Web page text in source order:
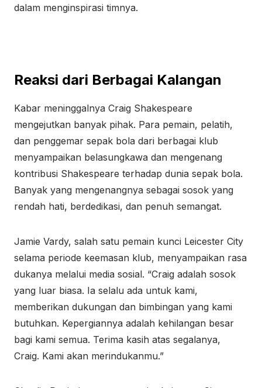
dalam menginspirasi timnya.
Reaksi dari Berbagai Kalangan
Kabar meninggalnya Craig Shakespeare
mengejutkan banyak pihak. Para pemain, pelatih,
dan penggemar sepak bola dari berbagai klub
menyampaikan belasungkawa dan mengenang
kontribusi Shakespeare terhadap dunia sepak bola.
Banyak yang mengenangnya sebagai sosok yang
rendah hati, berdedikasi, dan penuh semangat.
Jamie Vardy, salah satu pemain kunci Leicester City
selama periode keemasan klub, menyampaikan rasa
dukanya melalui media sosial. “Craig adalah sosok
yang luar biasa. Ia selalu ada untuk kami,
memberikan dukungan dan bimbingan yang kami
butuhkan. Kepergiannya adalah kehilangan besar
bagi kami semua. Terima kasih atas segalanya,
Craig. Kami akan merindukanmu.”